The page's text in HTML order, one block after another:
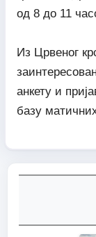
од 8 до 11
Из Црвеног
анкету и
базу